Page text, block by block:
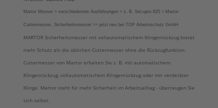
Martor Messer > verschiedenste Ausführungen > z. B. Secupro 625 > Martor
Cuttermesser, Sicherheitsmesser >> jetzt neu bei TOP Arbeitsschutz GmbH
MARTOR Sicherheitsmesser mit vollautomatischem Klingenrückzug bietet
mehr Schutz als die üblichen Cuttermesser ohne die Rückzugfunktion.
Cuttermesser von Martor erhalten Sie z. B. mit automatischem
Klingenrückzug, vollautomatischem Klingenrückzug oder mit verdeckter
Klinge. Martor steht für mehr Sicherheit im Arbeitsalltag - überzeugen Sie
sich selbst.